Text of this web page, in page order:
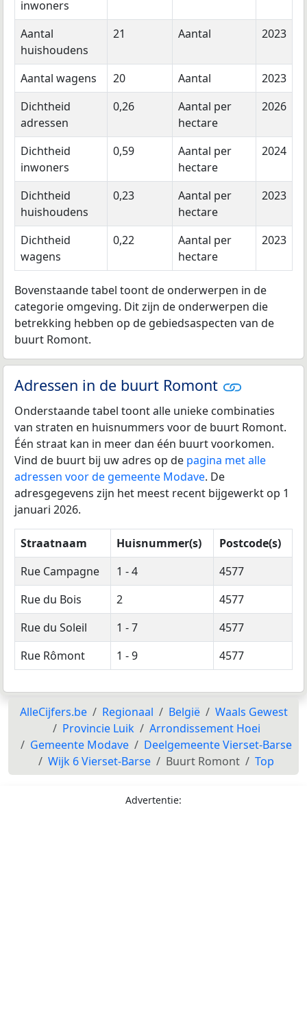
inwoners
Aantal
huishoudens
21 Aantal 2023
Aantal wagens 20 Aantal
2023
Dichtheid
adressen
0,26
Aantal per
hectare
2026
Dichtheid
inwoners
0,59
Aantal per
hectare
2024
Dichtheid
huishoudens
0,23
Aantal per
hectare
2023
Dichtheid
wagens
0,22
Aantal per
hectare
2023
Bovenstaande tabel toont de onderwerpen in de
categorie omgeving. Dit zijn de onderwerpen die
betrekking hebben op de gebiedsaspecten van de
buurt Romont.
Adressen in de buurt Romont
Onderstaande tabel toont alle unieke combinaties
van straten en huisnummers voor de buurt Romont.
Één straat kan in meer dan één buurt voorkomen.
Vind de buurt bij uw adres op de pagina met alle
adressen voor de gemeente Modave. De
adresgegevens zijn het meest recent bijgewerkt op 1
januari 2026.
Straatnaam Huisnummer(s)
Postcode(s)
Rue Campagne
1 - 4
4577
Rue du Bois
2
4577
Rue du Soleil
1 - 7
4577
Rue Rômont
1 - 9 4577
AlleCijfers.be Regionaal België
Waals Gewest
Provincie Luik
Arrondissement Hoei
Gemeente Modave
Deelgemeente Vierset-Barse
Wijk 6 Vierset-Barse
Buurt Romont Top
Advertentie: